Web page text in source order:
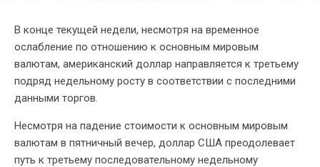
В конце текущей недели, несмотря на временное
ослабление по отношению к основным мировым
валютам, американский доллар направляется к третьему
подряд недельному росту в соответствии с последними
данными торгов.
Несмотря на падение стоимости к основным мировым
валютам в пятничный вечер, доллар США преодолевает
путь к третьему последовательному недельному